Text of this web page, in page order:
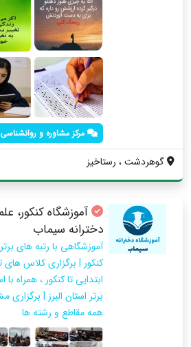
مرکز مشاوره و روانشناسی
گوهردشت ، رستاخیز
آموزشگاه کنکور،
دخترانه سیماب
آموزشگاهی با رتبه های
کنکور | برگزاری کلاس های
ابتدایی تا کنکور ، همراه
برتر استان البرز |
همه مقاطع و رشته ها